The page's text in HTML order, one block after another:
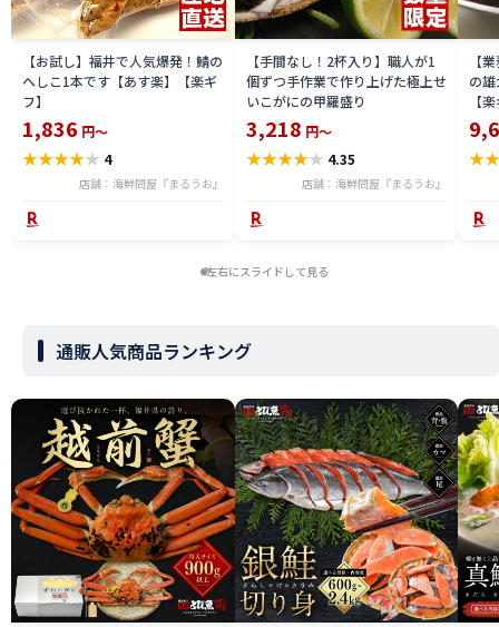
【お試し】福井で人気爆発！鯖の
へしこ1本です【あす楽】【楽ギ
フ】
1,836 円～
★★★★★ 4
店舗：海鮮問屋『まるうお』
【手間なし！2杯入り】職人が1
個ずつ手作業で作り上げた極上せ
いこがにの甲羅盛り
3,218 円～
★★★★★ 4.35
店舗：海鮮問屋『まるうお』
【
の
【
★
左右にスライドして見る
通販人気商品ランキング